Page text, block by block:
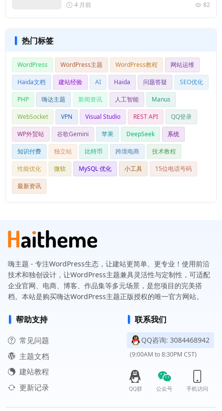
4 月前 82
热门标签
WordPress WordPress主题 WordPress教程 网站运维
Haida文档 建站经验 AI Haida 问题答疑 SEO优化
PHP 嗨达主题 新闻资讯 人工智能 Manus
WebSocket VPN Visual Studio REST API QQ登录
WP外贸站 谷歌Gemini 苹果 DeepSeek 系统
知识付费 独立站 比特币 跨境电商 技术教程
性能优化 微软 MySQL 优化 小工具 15位电话号码
最新资讯
嗨主题 - 专注WordPress生态，让建站更简单、更专业！使用前沿
技术和独创设计，让WordPress主题兼具灵活性与定制性，可适配
企业官网、电商、博客、作品集等多元场景，是您项目的完美搭
档。本站是购买嗨达WordPress主题正版授权的唯一官方网站。
帮助支持
常见问题
主题文档
建站教程
更新记录
联系我们
QQ咨询: 3084468942
(9:00AM to 8:30PM CST)
QQ群 公众号 手机访问